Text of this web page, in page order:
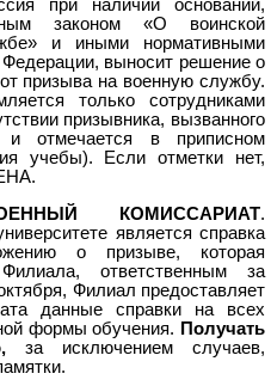
при наличии оснований,
законом «О воинской
и иными нормативными
выносит решение о
призыва на военную службу.
только сотрудниками
призывника, вызванного
и отмечается в приписном
учебы). Если отметки нет,
КОМИССАРИАТ.
является справка
о призыве, которая
ответственным за
Филиал предоставляет
данные справки на всех
формы обучения. Получать
за исключением случаев,